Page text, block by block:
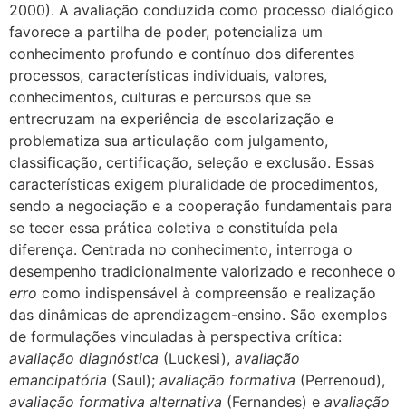
2000). A avaliação conduzida como processo dialógico
favorece a partilha de poder, potencializa um
conhecimento profundo e contínuo dos diferentes
processos, características individuais, valores,
conhecimentos, culturas e percursos que se
entrecruzam na experiência de escolarização e
problematiza sua articulação com julgamento,
classificação, certificação, seleção e exclusão. Essas
características exigem pluralidade de procedimentos,
sendo a negociação e a cooperação fundamentais para
se tecer essa prática coletiva e constituída pela
diferença. Centrada no conhecimento, interroga o
desempenho tradicionalmente valorizado e reconhece o
erro como indispensável à compreensão e realização
das dinâmicas de aprendizagem-ensino. São exemplos
de formulações vinculadas à perspectiva crítica:
avaliação diagnóstica (Luckesi), avaliação
emancipatória (Saul); avaliação formativa (Perrenoud),
avaliação formativa alternativa (Fernandes) e avaliação